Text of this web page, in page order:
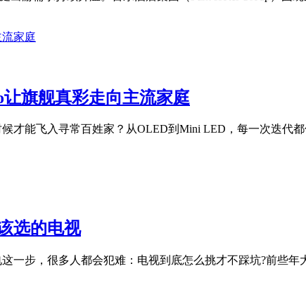
旗舰真彩走向主流家庭
才能飞入寻常百姓家？从OLED到Mini LED，每一次迭代
选的电视
一步，很多人都会犯难：电视到底怎么挑才不踩坑?前些年